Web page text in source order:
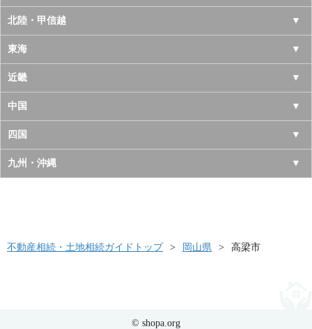
青森県
岩手県
宮城県
秋田県
山形県
福島県
東京都
神奈川県
千葉県
埼玉県
茨城県
栃木県
北陸・甲信越
山梨県
長野県
新潟県
富山県
石川県
東海
愛知県
岐阜県
三重県
静岡県
近畿
大阪府
京都府
兵庫県
和歌山県
中国
鳥取県
島根県
山口県
四国
徳島県
高知県
九州・沖縄
長崎県
不動産相続・土地相続ガイドトップ 岡山県 高梁市
© shopa.org